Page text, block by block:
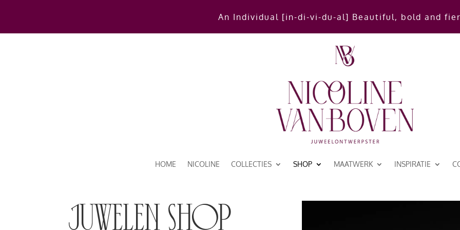
An Individual [in-di-vi-du-al] Beautiful, bold and
HOME NICOLINE COLLECTIES SHOP MAATWERK INSPIRATIE
juwelen shop